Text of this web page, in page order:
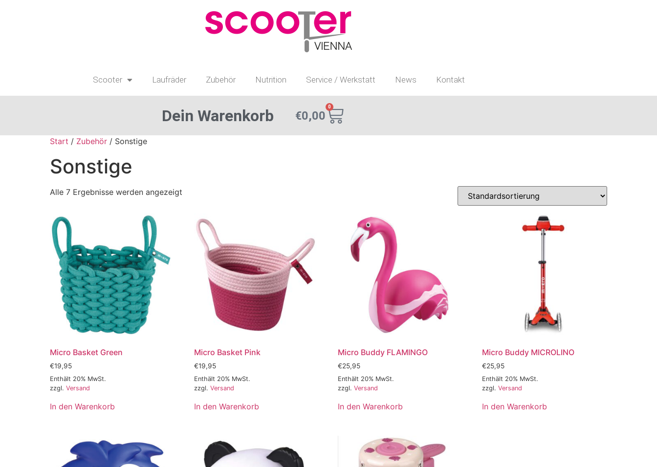
Scooter Laufräder Zubehör Nutrition Service / Werkstatt News Kontakt
Dein Warenkorb €0,00
0
Start / Zubehör / Sonstige
Sonstige
Alle 7 Ergebnisse werden angezeigt
Micro Basket Green
€19,95
Enthält 20% MwSt.
zzgl. Versand
In den Warenkorb
Micro Basket Pink
€19,95
Enthält 20% MwSt.
zzgl. Versand
In den Warenkorb
Micro Buddy FLAMINGO
€25,95
Enthält 20% MwSt.
zzgl.Versand
In den Warenkorb
Micro Buddy MICROLINO
€25,95
Enthält 20% MwSt.
zzgl.Versand
In den Warenkorb